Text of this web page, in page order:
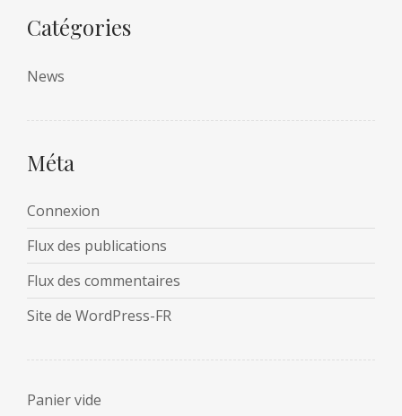
Catégories
News
Méta
Connexion
Flux des publications
Flux des commentaires
Site de WordPress-FR
Panier vide